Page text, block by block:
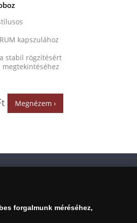
kapszulához
stabil rögzítésért
Megnézem ›
hívható hétfőtől
forgalmunk méréséhez,